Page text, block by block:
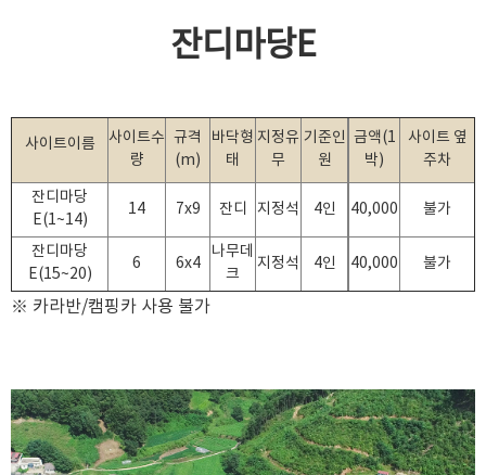
잔디마당E
사이트이름
사이트수
량
규격
(m)
바닥형
태
지정유
무
기준인
원
금액(1
박)
사이트 옆
주차
잔디마당
E(1~14)
14 7x9 잔디 지정석 4인 40,000 불가
잔디마당
E(15~20)
6 6x4
나무데
크
지정석 4인 40,000 불가
※ 카라반/캠핑카 사용 불가